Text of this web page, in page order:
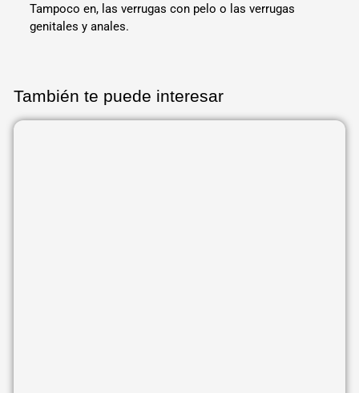
Tampoco en, las verrugas con pelo o las verrugas
genitales y anales.
También te puede interesar